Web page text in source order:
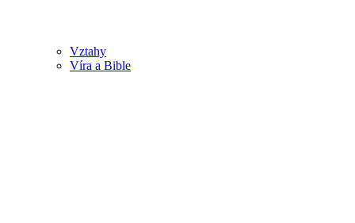
Vztahy
Víra a Bible